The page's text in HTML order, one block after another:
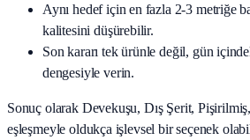
Aynı hedef için en fazla 2-3 metriğe
kalitesini düşürebilir.
Son kararı tek ürünle değil, gün
dengesiyle verin.
Sonuç olarak Devekuşu, Dış Şerit, Pişirilmiş
eşleşmeyle oldukça işlevsel bir seçenek